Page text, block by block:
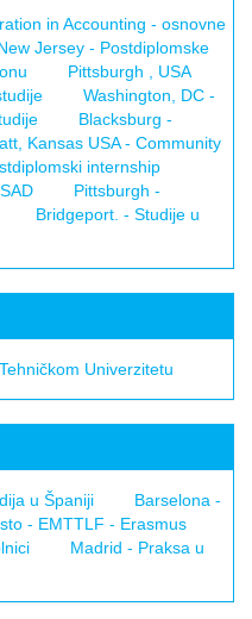
in Accounting - osnovne
Jersey - Postdiplomske
Pittsburgh , USA
Washington, DC -
Blacksburg -
Kansas USA - Community
internship
Pittsburgh -
Bridgeport. - Studije u
Univerzitetu
u Španiji
Barselona -
- EMTTLF - Erasmus
Madrid - Praksa u